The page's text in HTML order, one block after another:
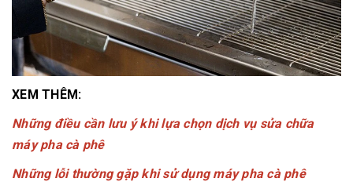
XEM THÊM:
Những điều cần lưu ý khi lựa chọn dịch vụ sửa chữa
máy pha cà phê
Những lỗi thường gặp khi sử dụng máy pha cà phê